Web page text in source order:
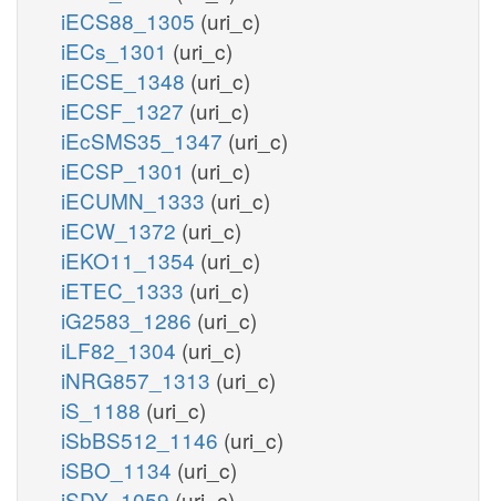
iECS88_1305 (uri_c)
iECs_1301 (uri_c)
iECSE_1348 (uri_c)
iECSF_1327 (uri_c)
iEcSMS35_1347 (uri_c)
iECSP_1301 (uri_c)
iECUMN_1333 (uri_c)
iECW_1372 (uri_c)
iEKO11_1354 (uri_c)
iETEC_1333 (uri_c)
iG2583_1286 (uri_c)
iLF82_1304 (uri_c)
iNRG857_1313 (uri_c)
iS_1188 (uri_c)
iSbBS512_1146 (uri_c)
iSBO_1134 (uri_c)